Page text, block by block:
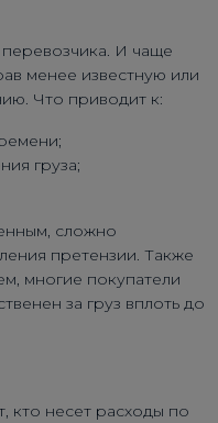
И чаще
менее известную или
Что приводит к:
груза;
сложно
претензии. Также
многие покупатели
за груз вплоть до
кто несет расходы по